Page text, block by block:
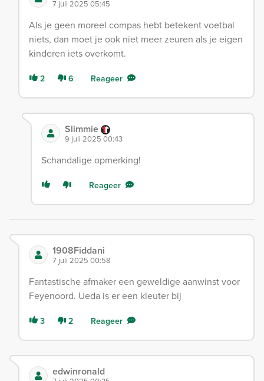
7 juli 2025 05:45
Als je geen moreel compas hebt betekent voetbal
niets, dan moet je ook niet meer zeuren als je eigen
kinderen iets overkomt.
2 6 Reageer
Slimmie
9 juli 2025 00:43
Schandalige opmerking!
Reageer
1908Fiddani
7 juli 2025 00:58
Fantastische afmaker een geweldige aanwinst voor
Feyenoord. Ueda is er een kleuter bij
3 2 Reageer
edwinronald